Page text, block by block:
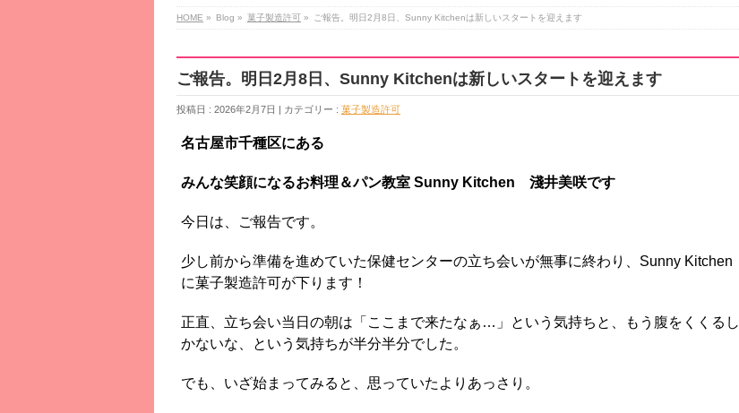
HOME » Blog » 菓子製造許可 » ご報告。明日2月8日、Sunny Kitchenは新しいスタートを迎えます
ご報告。明日2月8日、Sunny Kitchenは新しいスタートを迎えます
投稿日 : 2026年2月7日 | カテゴリー : 菓子製造許可
名古屋市千種区にある
みんな笑顔になるお料理＆パン教室 Sunny Kitchen 淺井美咲です
今日は、ご報告です。
少し前から準備を進めていた保健センターの立ち会いが無事に終わり、Sunny Kitchen
に菓子製造許可が下ります！
正直、立ち会い当日の朝は「ここまで来たなぁ…」という気持ちと、もう腹をくくるし
かないな、という気持ちが半分半分でした。
でも、いざ始まってみると、思っていたよりあっさり。